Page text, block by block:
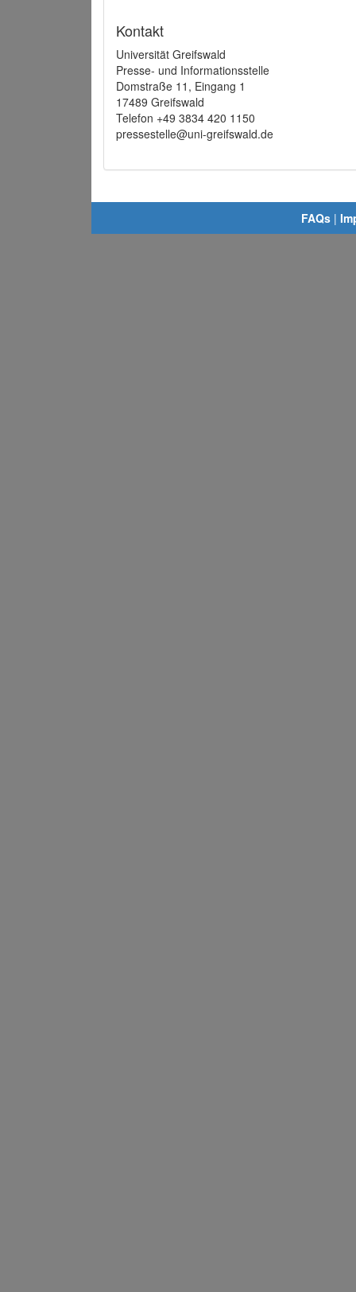
Kontakt
Universität Greifswald
Presse- und Informationsstelle
Domstraße 11, Eingang 1
17489 Greifswald
Telefon +49 3834 420 1150
pressestelle@uni-greifswald.de
FAQs |